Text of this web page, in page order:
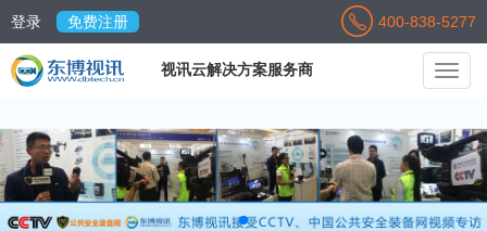
登录 免费注册 400-838-5277
视讯云解决方案服务商